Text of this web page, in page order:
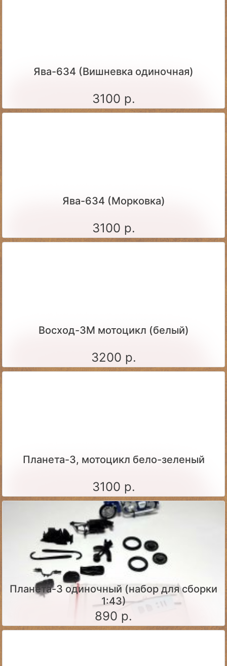
Ява-634 (Вишневка одиночная)
3100 р.
Ява-634 (Морковка)
3100 р.
Восход-3М мотоцикл (белый)
3200 р.
Планета-3, мотоцикл бело-зеленый
3100 р.
Планета-3 одиночный (набор для сборки
1:43)
890 р.